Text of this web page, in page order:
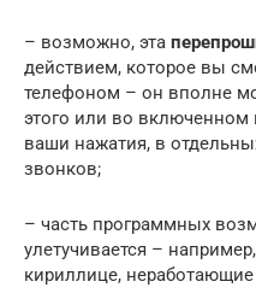
– возможно, эта
действием, которое вы
телефоном – он вполне
этого или во включенном
ваши нажатия, в
звонков;
– часть программных
улетучивается –
кириллице,